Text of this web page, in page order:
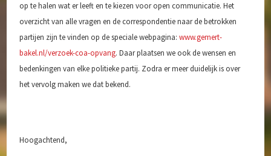
op te halen wat er leeft en te kiezen voor open communicatie. Het
overzicht van alle vragen en de correspondentie naar de betrokken
partijen zijn te vinden op de speciale webpagina:www.gemert-
bakel.nl/verzoek-coa-opvang. Daar plaatsen we ook de wensen en
bedenkingen van elke politieke partij. Zodra er meer duidelijk is over
het vervolg maken we dat bekend.
Hoogachtend,